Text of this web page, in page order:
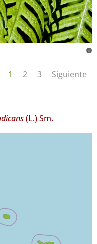
1 2 3 Siguiente
(L.) Sm.